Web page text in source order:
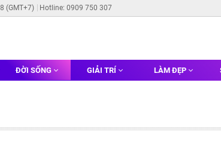
(GMT+7) Hotline: 0909 750 307
ĐỜI SỐNG GIẢI TRÍ LÀM ĐẸP